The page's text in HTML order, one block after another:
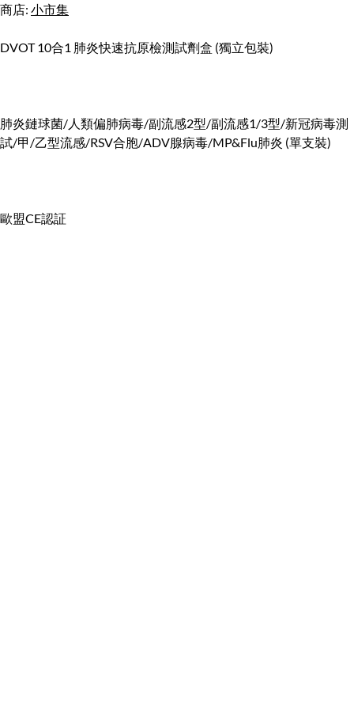
商店: 小市集
DVOT 10合1 肺炎快速抗原檢測試劑盒 (獨立包裝)
肺炎鏈球菌/人類偏肺病毒/副流感2型/副流感1/3型/新冠病毒測
試/甲/⼄型流感/RSV合胞/ADV腺病毒/MP&Flu肺炎 (單支裝)
歐盟CE認証